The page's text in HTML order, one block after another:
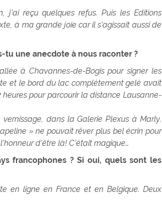
j’ai reçu quelques refus. Puis les Editions
à ma grande joie car il s’agissait aussi de
tu une anecdote à nous raconter ?
à Chavannes-de-Bogis pour signer les
et le bord du lac complètement gelé avait
pour parcourir la distance Lausanne-
dans la Galerie Plexus à Marly.
» ne pouvait rêver plus bel écrin pour
d’être là! C’était magique…
francophones ? Si oui, quels sont les
en ligne en France et en Belgique. Deux